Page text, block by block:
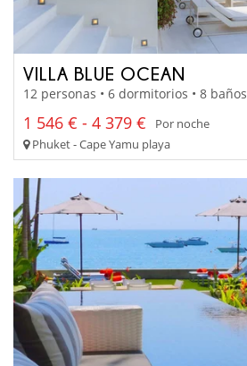
VILLA BLUE OCEAN
12 personas • 6 dormitorios • 8 baños
1 546 € - 4 379 €
Por noche
Phuket - Cape Yamu playa